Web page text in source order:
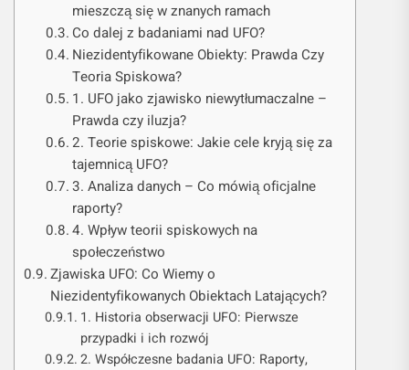
mieszczą się w znanych ramach
Co dalej z badaniami nad UFO?
Niezidentyfikowane Obiekty: Prawda Czy
Teoria Spiskowa?
1. UFO jako zjawisko niewytłumaczalne –
Prawda czy iluzja?
2. Teorie spiskowe: Jakie cele kryją się za
tajemnicą UFO?
3. Analiza danych – Co mówią oficjalne
raporty?
4. Wpływ teorii spiskowych na
społeczeństwo
Zjawiska UFO: Co Wiemy o
Niezidentyfikowanych Obiektach Latających?
1. Historia obserwacji UFO: Pierwsze
przypadki i ich rozwój
2. Współczesne badania UFO: Raporty,